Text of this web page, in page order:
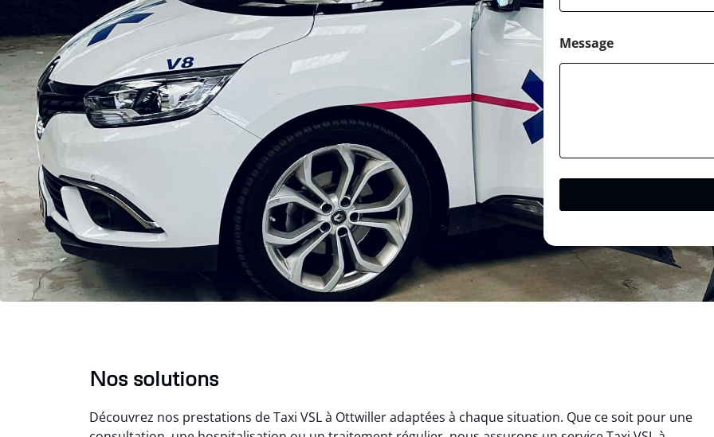
Message
Nos solutions
Découvrez nos prestations de Taxi VSL à Ottwiller adaptées à chaque situation. Que ce soit pour une